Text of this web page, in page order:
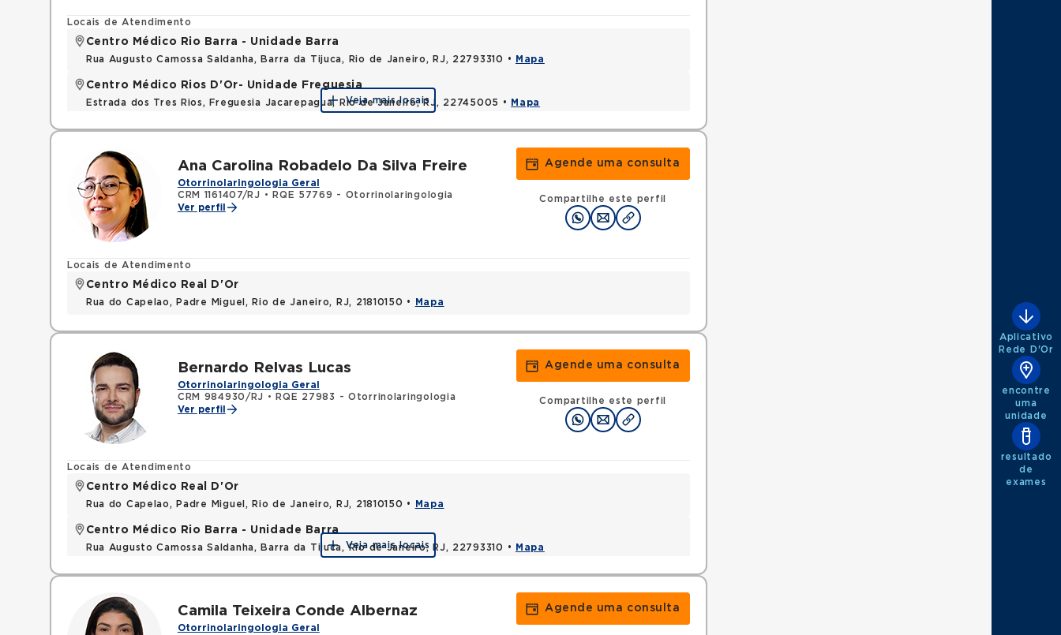
Locais de Atendimento
Centro Médico Rio Barra - Unidade Barra
Rua Augusto Camossa Saldanha, Barra da Tijuca, Rio de Janeiro, RJ, 22793310 • Mapa
Centro Médico Rios D'Or- Unidade Freguesia
Estrada dos Tres Rios, Freguesia Jacarepagua, Rio de Janeiro, RJ, 22745005 • Mapa
Veja mais locais
Ana Carolina Robadelo Da Silva Freire
Otorrinolaringologia Geral
CRM 1161407/RJ •
RQE 57769 - Otorrinolaringologia
Ver perfil
Agende uma consulta
Compartilhe este perfil
Locais de Atendimento
Centro Médico Real D'Or
Rua do Capelao, Padre Miguel, Rio de Janeiro, RJ, 21810150 • Mapa
Bernardo Relvas Lucas
Otorrinolaringologia Geral
CRM 984930/RJ •
RQE 27983 - Otorrinolaringologia
Ver perfil
Agende uma consulta
Compartilhe este perfil
Locais de Atendimento
Centro Médico Real D'Or
Rua do Capelao, Padre Miguel, Rio de Janeiro, RJ, 21810150 • Mapa
Centro Médico Rio Barra - Unidade Barra
Rua Augusto Camossa Saldanha, Barra da Tijuca, Rio de Janeiro, RJ, 22793310 • Mapa
Veja mais locais
Camila Teixeira Conde Albernaz
Otorrinolaringologia Geral
Agende uma consulta
Aplicativo
Rede D'Or
encontre
uma
unidade
resultado
de
exames